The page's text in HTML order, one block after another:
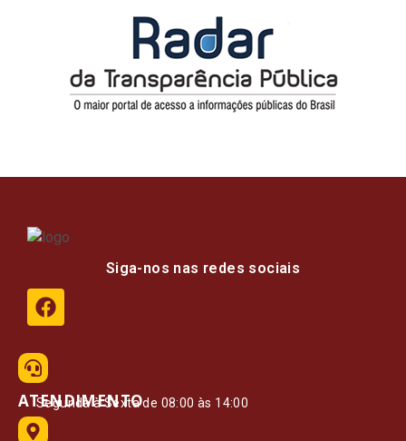
Siga-nos nas redes sociais
ATENDIMENTO
Segunda à Sexta de 08:00 às 14:00